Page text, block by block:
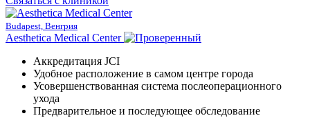
Budapest, Венгрия
Aesthetica Medical Center
Аккредитация JCI
Удобное расположение в самом центре города
Усовершенствованная система послеоперационного
ухода
Предварительное и последующее обследование